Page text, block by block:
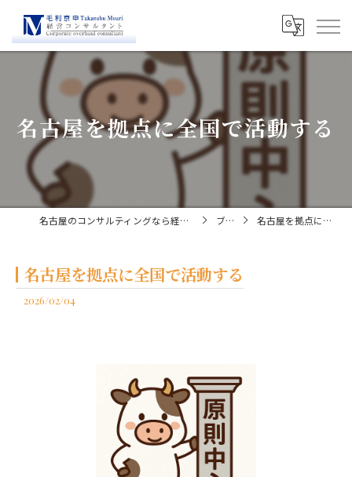
名古屋を拠点に全国で活動する
名古屋のコンサルティングなら経営コンサルタント毛利京申 ブログ 名古屋を拠点に全国で活動する
名古屋を拠点に全国で活動する
2026/02/04